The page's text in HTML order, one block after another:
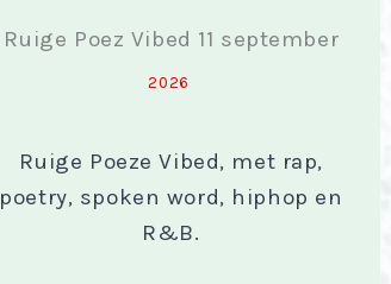
Ruige Poez Vibed 11 september
2026
Ruige Poeze Vibed, met rap,
poetry, spoken word, hiphop en
R&B.